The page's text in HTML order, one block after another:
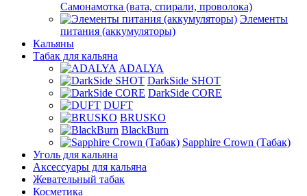
Самонамотка (вата, спирали, проволока)
Элементы
питания (аккумуляторы)
Кальяны
Табак для кальяна
ADALYA
DarkSide SHOT
DarkSide CORE
DUFT
BRUSKO
BlackBurn
Sapphire Crown (Табак)
Уголь для кальяна
Аксессуары для кальяна
Жевательный табак
Косметика